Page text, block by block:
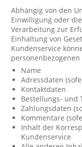
Abhängig von den
Einwilligung oder
Verarbeitung zur
Einhaltung von
Kundenservice
Name
Adressdaten
Kontaktdaten
Bestellungs- und
Zahlungsdaten
Kommentare
Inhalt der
Kundenservice